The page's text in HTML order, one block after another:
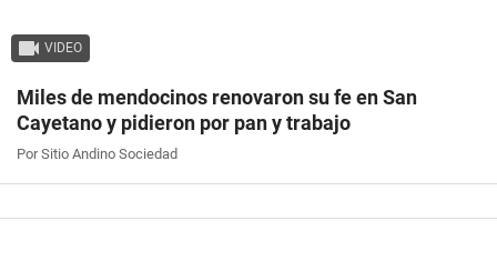
VIDEO
Miles de mendocinos renovaron su fe en San
Cayetano y pidieron por pan y trabajo
Por Sitio Andino Sociedad